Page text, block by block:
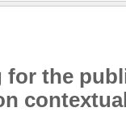
for the